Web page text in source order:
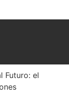
Futuro: el